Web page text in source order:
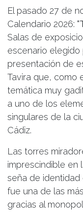
El pasado 27 de
Calendario 2026:
Salas de
escenario
presentación de
Tavira que, como
temática muy
a uno de los
singulares de la
Cádiz.
Las torres
imprescindible en
seña de identidad
fue una de las
gracias al